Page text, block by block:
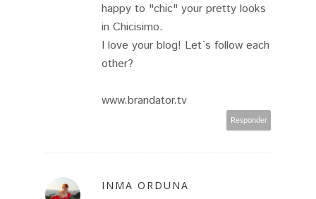
happy to "chic" your pretty looks
in Chicisimo.
I love your blog! Let`s follow each
other?
www.brandator.tv
Responder
INMA ORDUNA